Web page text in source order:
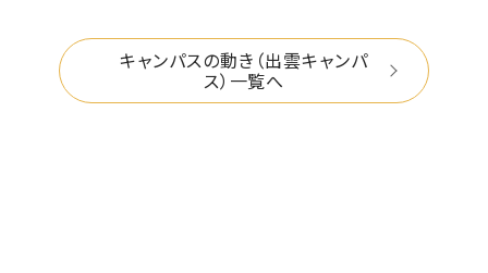
キャンパスの動き（出雲キャンパ
ス）一覧へ